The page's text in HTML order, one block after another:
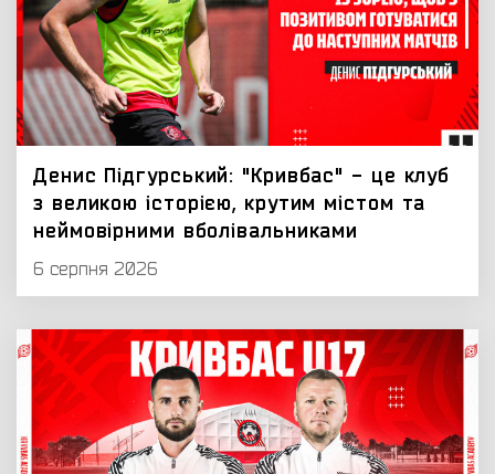
Денис Підгурський: "Кривбас" - це клуб
з великою історією, крутим містом та
неймовірними вболівальниками
6 серпня 2026